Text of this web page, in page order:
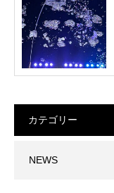
カテゴリー
NEWS